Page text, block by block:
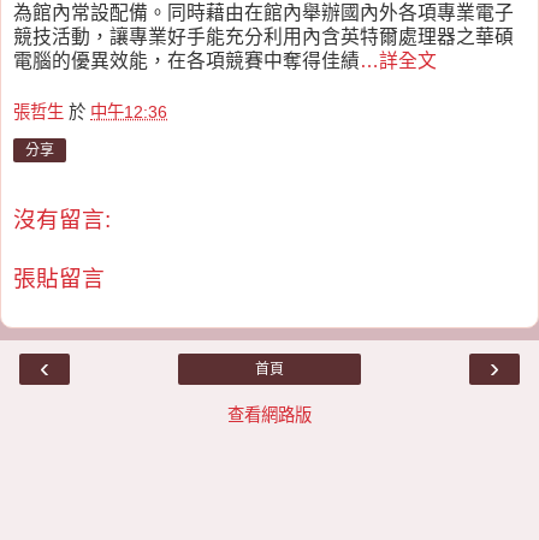
為館內常設配備。同時藉由在館內舉辦國內外各項專業電子
競技活動，讓專業好手能充分利用內含英特爾處理器之華碩
電腦的優異效能，在各項競賽中奪得佳績…詳全文
張哲生 於 中午12:36
分享
沒有留言:
張貼留言
‹ ›
首頁
查看網路版